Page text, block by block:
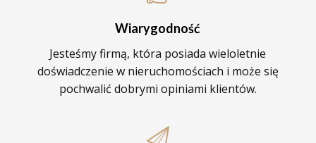
Wiarygodność
Jesteśmy firmą, która posiada wieloletnie
doświadczenie w nieruchomościach i może się
pochwalić dobrymi opiniami klientów.